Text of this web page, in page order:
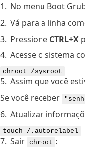
1. No menu Boot
2. Vá para a linha
3. Pressione CTRL+X
4. Acesse o sistema
chroot /sysroot
5. Assim que você
Se você receber
6. Atualizar
touch /.autorelabel
7. Sair chroot :